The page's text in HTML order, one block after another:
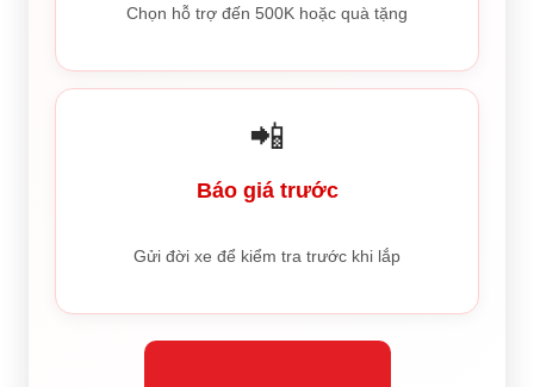
Chọn hỗ trợ đến 500K hoặc quà tặng
📲
Báo giá trước
Gửi đời xe để kiểm tra trước khi lắp